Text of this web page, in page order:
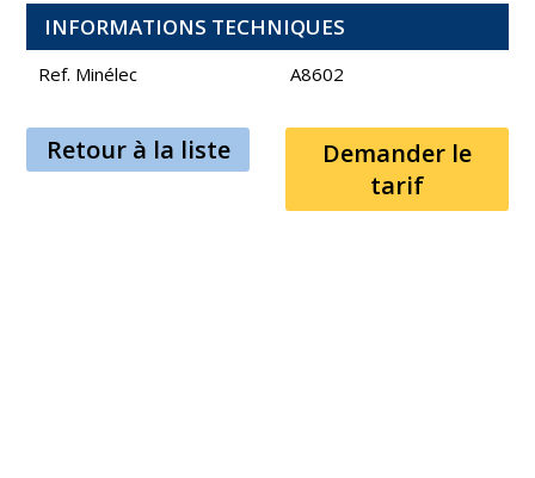
INFORMATIONS TECHNIQUES
Ref. Minélec A8602
Retour à la liste
Demander le
tarif